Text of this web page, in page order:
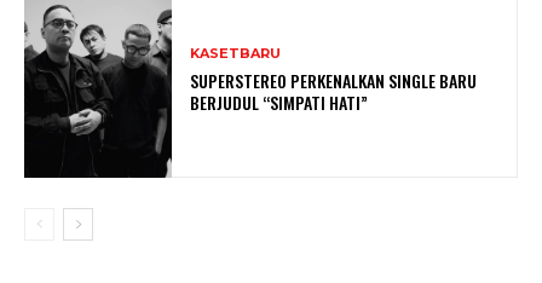
KASETBARU
SUPERSTEREO PERKENALKAN SINGLE BARU
BERJUDUL “SIMPATI HATI”